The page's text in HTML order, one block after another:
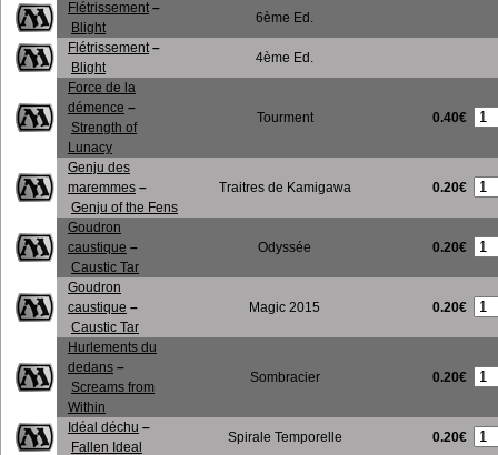
Flétrissement –
Blight
6ème Ed.
Flétrissement –
Blight
4ème Ed.
Force de la
démence –
Strength of
Lunacy
Tourment 0.40€
Genju des
maremmes –
Genju of the Fens
Traitres de Kamigawa 0.20€
Goudron
caustique –
Caustic Tar
Odyssée 0.20€
Goudron
caustique –
Caustic Tar
Magic 2015 0.20€
Hurlements du
dedans –
Screams from
Within
Sombracier 0.20€
Idéal déchu –
Fallen Ideal
Spirale Temporelle 0.20€